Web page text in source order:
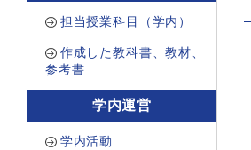
担当授業科目（学内）
作成した教科書、教材、
参考書
学内運営
学内活動